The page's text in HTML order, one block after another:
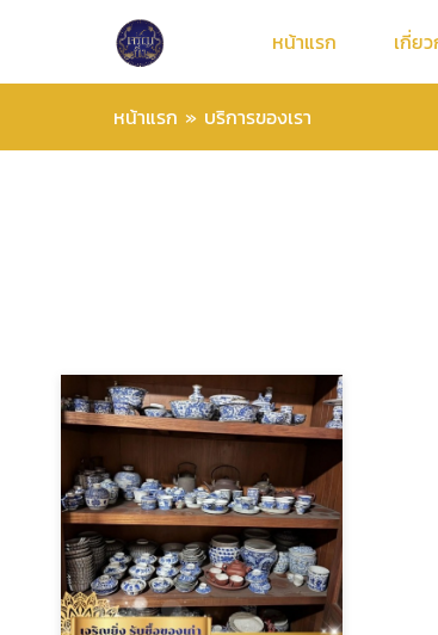
หน้าแรก เกี่ย
หน้าแรก » บริการของเรา